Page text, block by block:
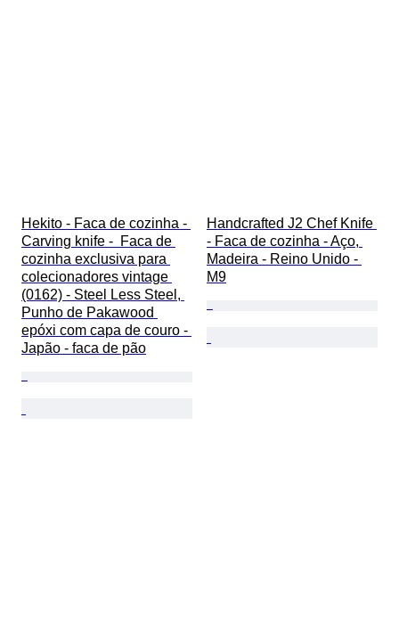
Hekito - Faca de cozinha -
Carving knife -  Faca de
cozinha exclusiva para
colecionadores vintage
(0162) - Steel Less Steel,
Punho de Pakawood
epóxi com capa de couro -
Japão - faca de pão
Handcrafted J2 Chef Knife
- Faca de cozinha - Aço,
Madeira - Reino Unido -
M9